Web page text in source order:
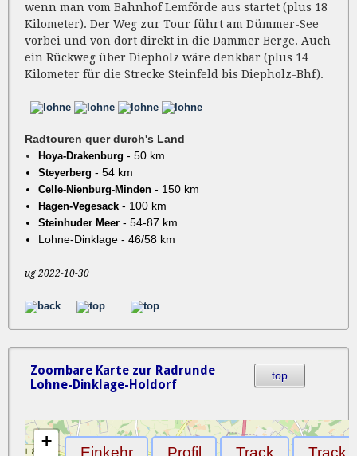
wenn man vom Bahnhof Lemförde aus startet (plus 18
Kilometer). Der Weg zur Tour führt am Dümmer-See
vorbei und von dort direkt in die Dammer Berge. Auch
ein Rückweg über Diepholz wäre denkbar (plus 14
Kilometer für die Strecke Steinfeld bis Diepholz-Bhf).
Radtouren quer durch's Land
Hoya-Drakenburg - 50 km
Steyerberg - 54 km
Celle-Nienburg-Minden- 150 km
Hagen-Vegesack - 100 km
Steinhuder Meer - 54-87 km
Lohne-Dinklage - 46/58 km
ug 2022-10-30
Zoombare Karte zur Radrunde
Lohne-Dinklage-Holdorf
top